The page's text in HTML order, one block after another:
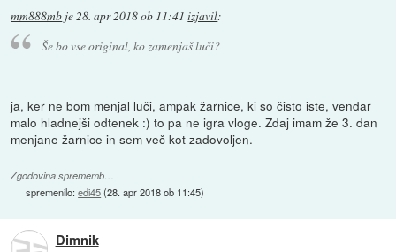
mm888mb je28. apr 2018 ob 11:41 izjavil:
Še bo vse original, ko zamenjaš luči?
ja, ker ne bom menjal luči, ampak žarnice, ki so čisto iste, vendar
malo hladnejši odtenek :) to pa ne igra vloge. Zdaj imam že 3. dan
menjane žarnice in sem več kot zadovoljen.
Zgodovina sprememb…
spremenilo:edi45(28. apr 2018 ob 11:45)
Dimnik